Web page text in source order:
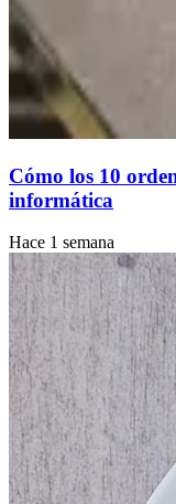
Cómo los 10
informática
Hace 1 semana